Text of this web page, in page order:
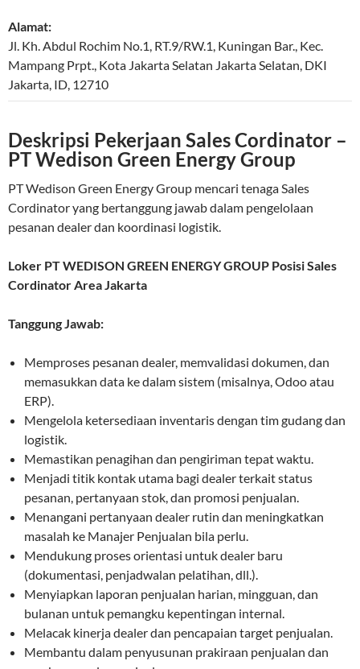
Alamat:
Jl. Kh. Abdul Rochim No.1, RT.9/RW.1, Kuningan Bar., Kec.
Mampang Prpt., Kota Jakarta Selatan Jakarta Selatan, DKI
Jakarta, ID, 12710
Deskripsi Pekerjaan Sales Cordinator –
PT Wedison Green Energy Group
PT Wedison Green Energy Group mencari tenaga Sales
Cordinator yang bertanggung jawab dalam pengelolaan
pesanan dealer dan koordinasi logistik.
Loker PT WEDISON GREEN ENERGY GROUP Posisi Sales
Cordinator Area Jakarta
Tanggung Jawab:
Memproses pesanan dealer, memvalidasi dokumen, dan
memasukkan data ke dalam sistem (misalnya, Odoo atau
ERP).
Mengelola ketersediaan inventaris dengan tim gudang dan
logistik.
Memastikan penagihan dan pengiriman tepat waktu.
Menjadi titik kontak utama bagi dealer terkait status
pesanan, pertanyaan stok, dan promosi penjualan.
Menangani pertanyaan dealer rutin dan meningkatkan
masalah ke Manajer Penjualan bila perlu.
Mendukung proses orientasi untuk dealer baru
(dokumentasi, penjadwalan pelatihan, dll.).
Menyiapkan laporan penjualan harian, mingguan, dan
bulanan untuk pemangku kepentingan internal.
Melacak kinerja dealer dan pencapaian target penjualan.
Membantu dalam penyusunan prakiraan penjualan dan